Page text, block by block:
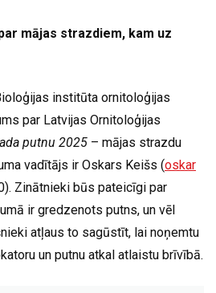
mājas strazdiem, kam uz
institūta ornitoloģijas
par Latvijas Ornitoloģijas
putnu 2025 – mājas strazdu
vadītājs ir Oskars Keišs (oskar
Zinātnieki būs pateicīgi par
ir gredzenots putns, un vēl
atļaus to sagūstīt, lai noņemtu
un putnu atkal atlaistu brīvībā.